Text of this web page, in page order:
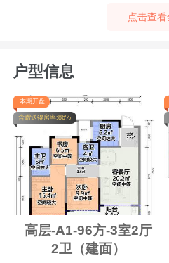
点击查看
户型信息
本期开盘
含赠送得房率:86%
高层-A1-96方-3室2厅
2卫（建面）